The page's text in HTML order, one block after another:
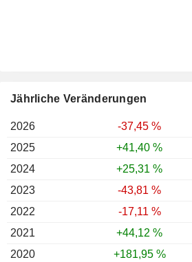
Jährliche Veränderungen
2026
-37,45 %
2025
+41,40 %
2024
+25,31 %
2023
-43,81 %
2022
-17,11 %
2021
+44,12 %
2020
+181,95 %